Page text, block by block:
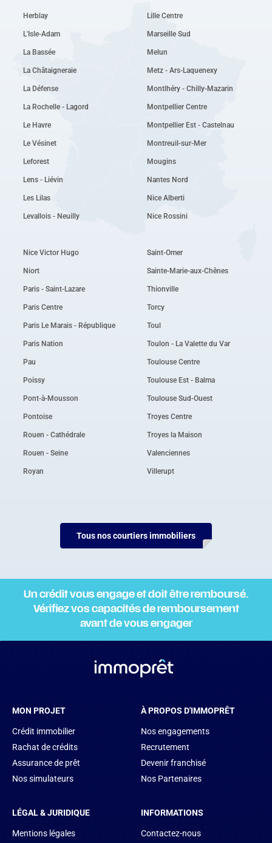
Herblay
L'Isle-Adam
La Bassée
La Châtaigneraie
La Défense
La Rochelle - Lagord
Le Havre
Le Vésinet
Leforest
Lens - Liévin
Les Lilas
Levallois - Neuilly
Lille Centre
Marseille Sud
Melun
Metz - Ars-Laquenexy
Montlhéry - Chilly-Mazarin
Montpellier Centre
Montpellier Est - Castelnau
Montreuil-sur-Mer
Mougins
Nantes Nord
Nice Alberti
Nice Rossini
Nice Victor Hugo
Niort
Paris - Saint-Lazare
Paris Centre
Paris Le Marais - République
Paris Nation
Pau
Poissy
Pont-à-Mousson
Pontoise
Rouen - Cathédrale
Rouen - Seine
Royan
Saint-Omer
Sainte-Marie-aux-Chênes
Thionville
Torcy
Toul
Toulon - La Valette du Var
Toulouse Centre
Toulouse Est - Balma
Toulouse Sud-Ouest
Troyes Centre
Troyes la Maison
Valenciennes
Villerupt
Tous nos courtiers immobiliers
Un crédit vous engage et doit être remboursé.
Vérifiez vos capacités de remboursement
avant de vous engager
MON PROJET
Crédit immobilier
Rachat de crédits
Assurance de prêt
Nos simulateurs
À PROPOS D'IMMOPRÊT
Nos engagements
Recrutement
Devenir franchisé
Nos Partenaires
LÉGAL & JURIDIQUE
Mentions légales
INFORMATIONS
Contactez-nous